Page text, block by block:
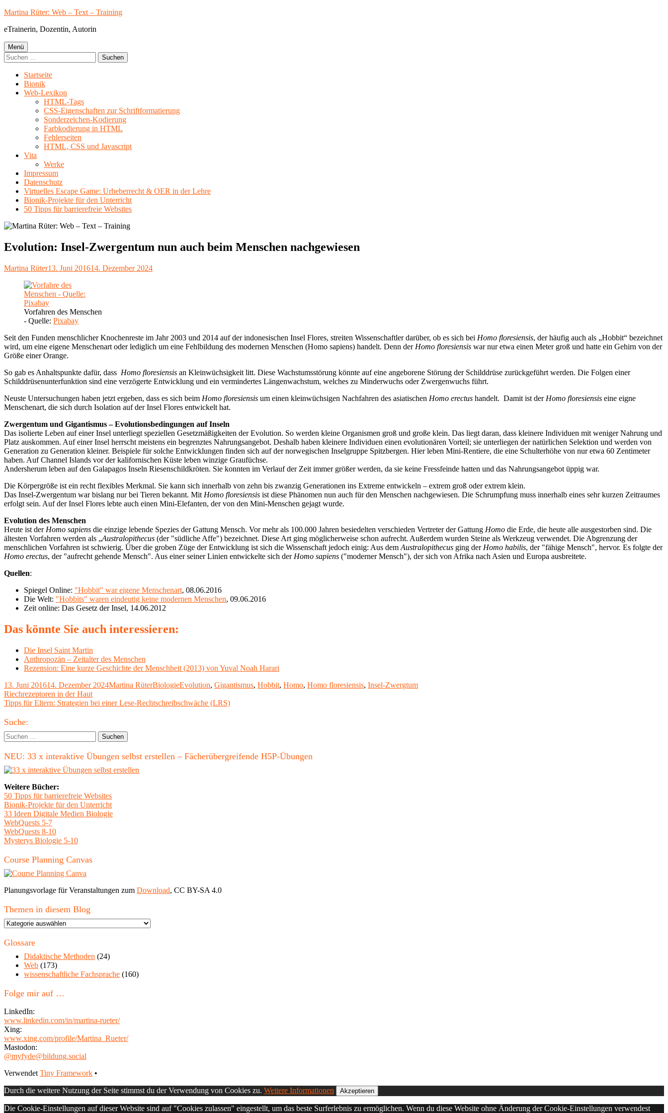
Springe
Inhalt
Martina Rüter: Web – Text – Training
eTrainerin, Dozentin, Autorin
Primäres
Menü
Menü
Suchen
nach:
Startseite
Bionik
Web-Lexikon
HTML-Tags
CSS-Eigenschaften zur Schriftformatierung
Sonderzeichen-Kodierung
Farbkodierung in HTML
Fehlerseiten
HTML, CSS und Javascript
Vita
Werke
Impressum
Datenschutz
Virtuelles Escape Game: Urheberrecht & OER in der Lehre
Bionik-Projekte für den Unterricht
50 Tipps für barrierefreie Websites
Evolution: Insel-Zwergentum nun auch beim Menschen nachgewiesen
Autor
Martina RüterVeröffentlicht
13. Juni 201614. Dezember 2024
Vorfahren des Menschen
- Quelle: Pixabay
Seit den Funden menschlicher Knochenreste im Jahr 2003 und 2014 auf der indonesischen Insel Flores, streiten Wissenschaftler darüber, ob es sich bei Homo floresiensis, der häufig auch als „Hobbit“ bezeichnet
wird, um eine eigene Menschenart oder lediglich um eine Fehlbildung des modernen Menschen (Homo sapiens) handelt. Denn der Homo floresiensis war nur etwa einen Meter groß und hatte ein Gehirn von der
Größe einer Orange.
So gab es Anhaltspunkte dafür, dass Homo floresiensis an Kleinwüchsigkeit litt. Diese Wachstumsstörung könnte auf eine angeborene Störung der Schilddrüse zurückgeführt werden. Die Folgen einer
Schilddrüsenunterfunktion sind eine verzögerte Entwicklung und ein vermindertes Längenwachstum, welches zu Minderwuchs oder Zwergenwuchs führt.
Neuste Untersuchungen haben jetzt ergeben, dass es sich beim Homo floresiensis um einen kleinwüchsigen Nachfahren des asiatischen Homo erectus handelt. Damit ist der Homo floresiensis eine eigne
Menschenart, die sich durch Isolation auf der Insel Flores entwickelt hat.
Zwergentum und Gigantismus – Evolutionsbedingungen auf Inseln
Das isolierte Leben auf einer Insel unterliegt speziellen Gesetzmäßigkeiten der Evolution. So werden kleine Organismen groß und große klein. Das liegt daran, dass kleinere Individuen mit weniger Nahrung und
Platz auskommen. Auf einer Insel herrscht meistens ein begrenztes Nahrungsangebot. Deshalb haben kleinere Individuen einen evolutionären Vorteil; sie unterliegen der natürlichen Selektion und werden von
Generation zu Generation kleiner. Beispiele für solche Entwicklungen finden sich auf der norwegischen Inselgruppe Spitzbergen. Hier leben Mini-Rentiere, die eine Schulterhöhe von nur etwa 60 Zentimeter
haben. Auf Channel Islands vor der kalifornischen Küste leben winzige Graufüchse.
Andersherum leben auf den Galapagos Inseln Riesenschildkröten. Sie konnten im Verlauf der Zeit immer größer werden, da sie keine Fressfeinde hatten und das Nahrungsangebot üppig war.
Die Körpergröße ist ein recht flexibles Merkmal. Sie kann sich innerhalb von zehn bis zwanzig Generationen ins Extreme entwickeln – extrem groß oder extrem klein.
Das Insel-Zwergentum war bislang nur bei Tieren bekannt. Mit Homo floresiensis ist diese Phänomen nun auch für den Menschen nachgewiesen. Die Schrumpfung muss innerhalb eines sehr kurzen Zeitraumes
erfolgt sein. Auf der Insel Flores lebte auch einen Mini-Elefanten, der von den Mini-Menschen gejagt wurde.
Evolution des Menschen
Heute ist der Homo sapiens die einzige lebende Spezies der Gattung Mensch. Vor mehr als 100.000 Jahren besiedelten verschieden Vertreter der Gattung Homo die Erde, die heute alle ausgestorben sind. Die
ältesten Vorfahren werden als „Australopithecus (der "südliche Affe") bezeichnet. Diese Art ging möglicherweise schon aufrecht. Außerdem wurden Steine als Werkzeug verwendet. Die Abgrenzung der
menschlichen Vorfahren ist schwierig. Über die groben Züge der Entwicklung ist sich die Wissenschaft jedoch einig: Aus dem Australopithecus ging der Homo habilis, der "fähige Mensch", hervor. Es folgte der
Homo erectus, der "aufrecht gehende Mensch". Aus einer seiner Linien entwickelte sich der Homo sapiens ("moderner Mensch"), der sich von Afrika nach Asien und Europa ausbreitete.
Quellen:
Spiegel Online: "Hobbit" war eigene Menschenart, 08.06.2016
Die Welt: "Hobbits" waren eindeutig keine modernen Menschen, 09.06.2016
Zeit online: Das Gesetz der Insel, 14.06.2012
Das könnte Sie auch interessieren:
Die Insel Saint Martin
Anthropozän – Zeitalter des Menschen
Rezension: Eine kurze Geschichte der Menschheit (2013) von Yuval Noah Harari
Veröffentlicht
am
13. Juni 201614. Dezember 2024Autor
Martina RüterKategorien
BiologieSchlagwörter
Evolution, Gigantismus, Hobbit, Homo, Homo floresiensis, Insel-Zwergtum
Beitragsnavigation
Vorheriger
Beitrag:
Riechrezeptoren in der Haut
Nächster
Tipps für Eltern: Strategien bei einer Lese-Rechtschreibschwäche (LRS)
Haupt-
Seitenleiste
Suche:
Suchen
nach:
NEU: 33 x interaktive Übungen selbst erstellen – Fächerübergreifende H5P-Übungen
Weitere Bücher:
50 Tipps für barrierefreie Websites
Bionik-Projekte für den Unterricht
33 Ideen Digitale Medien Biologie
WebQuests 5-7
WebQuests 8-10
Mysterys Biologie 5-10
Course Planning Canvas
Planungsvorlage für Veranstaltungen zum Download, CC BY-SA 4.0
Themen in diesem Blog
Themen
diesem
Glossare
Didaktische Methoden (24)
Web (173)
wissenschaftliche Fachsprache (160)
Folge mir auf …
LinkedIn:
www.linkedin.com/in/martina-rueter/
Xing:
www.xing.com/profile/Martina_Rueter/
Mastodon:
@myfyde@bildung.social
Footer
Inhalt
Verwendet Tiny Framework •
Durch die weitere Nutzung der Seite stimmst du der Verwendung von Cookies zu. Weitere Informationen Akzeptieren
Die Cookie-Einstellungen auf dieser Website sind auf "Cookies zulassen" eingestellt, um das beste Surferlebnis zu ermöglichen. Wenn du diese Website ohne Änderung der Cookie-Einstellungen verwendest